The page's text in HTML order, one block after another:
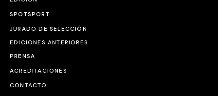
SPOTSPORT
JURADO DE SELECCIÓN
EDICIONES ANTERIORES
PRENSA
ACREDITACIONES
CONTACTO